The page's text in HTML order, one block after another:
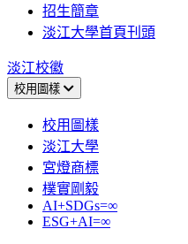
招生簡章
淡江大學首頁刊頭
淡江校徽
校用圖樣
校用圖樣
淡江大學
宮燈商標
樸實剛毅
AI+SDGs=∞
ESG+AI=∞